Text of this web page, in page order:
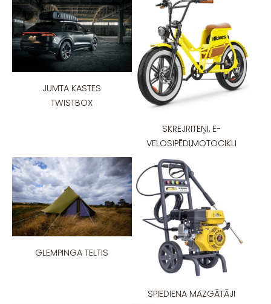
JUMTA KASTES
TWISTBOX
SKREJRITEŅI, E-
VELOSIPĒDI,MOTOCIKLI
GLEMPINGA TELTIS
SPIEDIENA MAZGĀTĀJI